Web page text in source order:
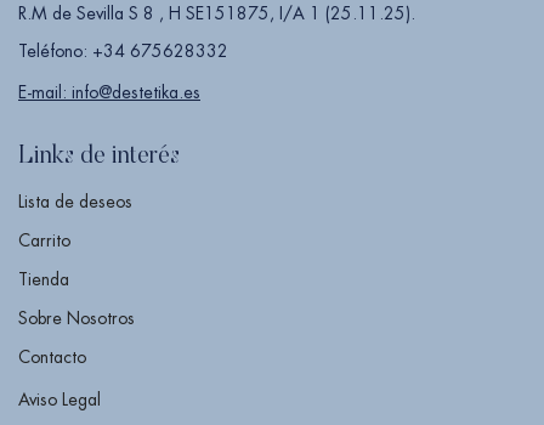
R.M de Sevilla S 8 , H SE151875, I/A 1 (25.11.25).
Teléfono: +34 675628332
E-mail: info@destetika.es
Links de interés
Lista de deseos
Carrito
Tienda
Sobre Nosotros
Contacto
Aviso Legal